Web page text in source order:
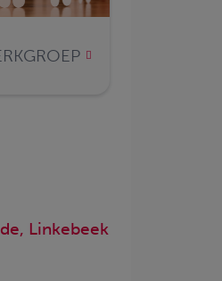
Linkebeek